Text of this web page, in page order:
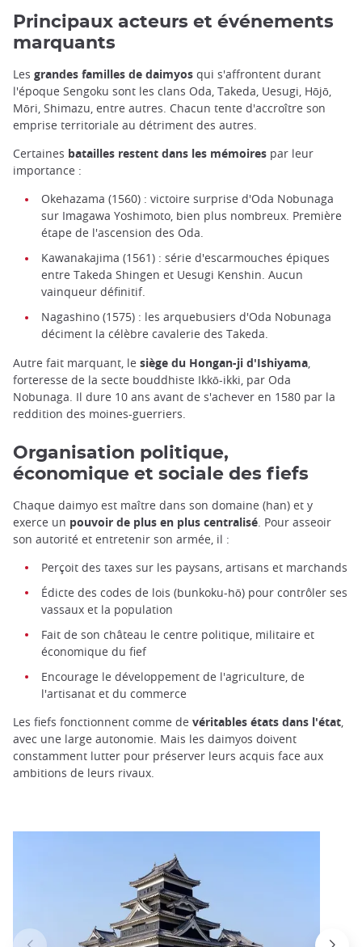
Principaux acteurs et événements
marquants
Les grandes familles de daimyos qui s'affrontent durant
l'époque Sengoku sont les clans Oda, Takeda, Uesugi, Hōjō,
Mōri, Shimazu, entre autres. Chacun tente d'accroître son
emprise territoriale au détriment des autres.
Certaines batailles restent dans les mémoires par leur
importance :
Okehazama (1560) : victoire surprise d'Oda Nobunaga
sur Imagawa Yoshimoto, bien plus nombreux. Première
étape de l'ascension des Oda.
Kawanakajima (1561) : série d'escarmouches épiques
entre Takeda Shingen et Uesugi Kenshin. Aucun
vainqueur définitif.
Nagashino (1575) : les arquebusiers d'Oda Nobunaga
déciment la célèbre cavalerie des Takeda.
Autre fait marquant, le siège du Hongan-ji d'Ishiyama
forteresse de la secte bouddhiste Ikkō-ikki, par Oda
Nobunaga. Il dure 10 ans avant de s'achever en 1580 par la
reddition des moines-guerriers.
Organisation politique,
économique et sociale des fiefs
Chaque daimyo est maître dans son domaine (han) et y
exerce un pouvoir de plus en plus centralisé . Pour asseoir
son autorité et entretenir son armée, il :
Perçoit des taxes sur les paysans, artisans et marchands
Édicte des codes de lois (bunkoku-hō) pour contrôler ses
vassaux et la population
Fait de son château le centre politique, militaire et
économique du fief
Encourage le développement de l'agriculture, de
l'artisanat et du commerce
Les fiefs fonctionnent comme de véritables états dans l'état,
avec une large autonomie. Mais les daimyos doivent
constamment lutter pour préserver leurs acquis face aux
ambitions de leurs rivaux.